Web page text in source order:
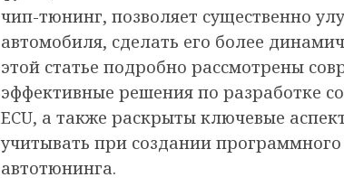
чип-тюнинг, позволяет существенно
автомобиля, сделать его более
этой статье подробно рассмотрены
эффективные решения по разработке
ECU, а также раскрыты ключевые
учитывать при создании
автотюнинга.